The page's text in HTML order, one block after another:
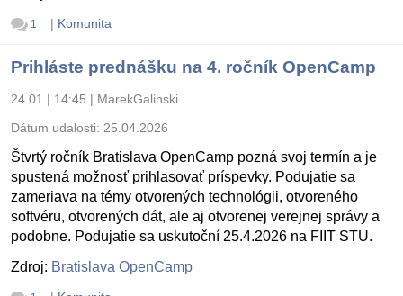
1 | Komunita
Prihláste prednášku na 4. ročník OpenCamp
24.01 | 14:45 | MarekGalinski
Dátum udalosti: 25.04.2026
Štvrtý ročník Bratislava OpenCamp pozná svoj termín a je
spustená možnosť prihlasovať príspevky. Podujatie sa
zameriava na témy otvorených technológii, otvoreného
softvéru, otvorených dát, ale aj otvorenej verejnej správy a
podobne. Podujatie sa uskutoční 25.4.2026 na FIIT STU.
Zdroj: Bratislava OpenCamp